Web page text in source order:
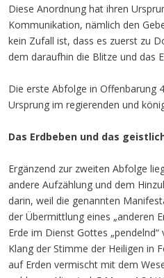
Diese Anordnung hat ihren
Kommunikation, nämlich den
kein Zufall ist, dass es zuerst zu
dem daraufhin die Blitze und das
Die erste Abfolge in Offenbarung
Ursprung im regierenden und
Das Erdbeben und das
Ergänzend zur zweiten Abfolge
andere Aufzählung und dem
darin, weil die genannten
der Übermittlung eines „anderen
Erde im Dienst Gottes
Klang der Stimme der Heiligen in
auf Erden vermischt mit dem